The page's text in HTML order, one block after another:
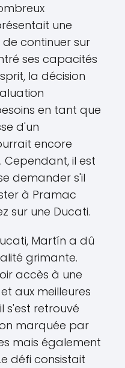
une
continuer sur
ses capacités
la décision
en tant que
d'un
encore
il est
demander s'il
à Pramac
sur une Ducati.
Martín a dû
grimante.
accès à une
aux meilleures
s'est retrouvé
marquée par
mais également
défi consistait